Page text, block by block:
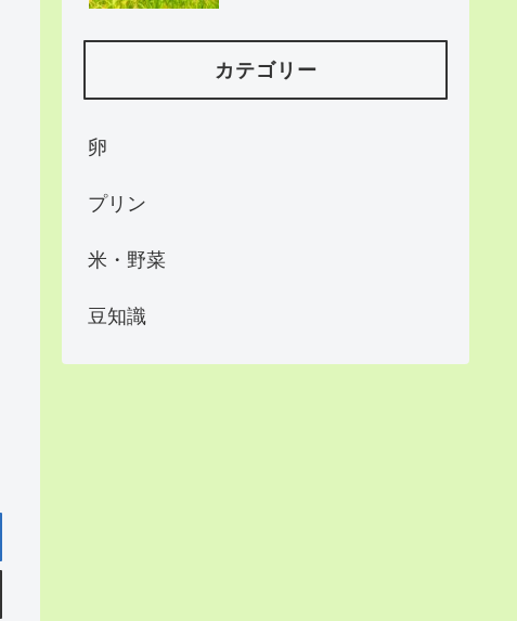
カテゴリー
卵
プリン
米・野菜
豆知識